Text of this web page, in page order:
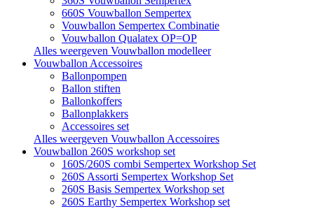
660S Vouwballon Sempertex
Vouwballon Sempertex Combinatie
Vouwballon Qualatex OP=OP
Alles weergeven Vouwballon modelleer
Vouwballon Accessoires
Ballonpompen
Ballon stiften
Ballonkoffers
Ballonplakkers
Accessoires set
Alles weergeven Vouwballon Accessoires
Vouwballon 260S workshop set
160S/260S combi Sempertex Workshop Set
260S Assorti Sempertex Workshop Set
260S Basis Sempertex Workshop set
260S Earthy Sempertex Workshop set